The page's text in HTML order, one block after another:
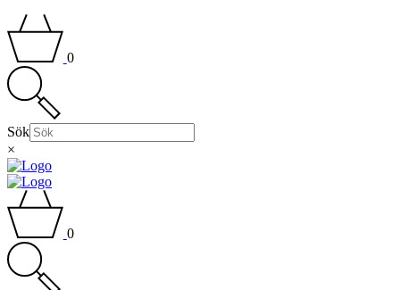
0
Sök
×
0